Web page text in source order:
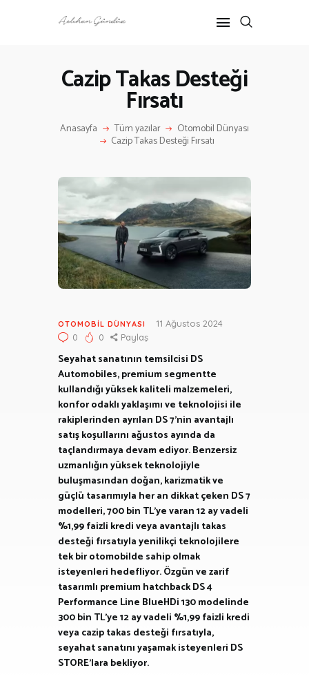
Cazip Takas Desteği
Fırsatı
Anasayfa Tüm yazılar Otomobil Dünyası
Cazip Takas Desteği Fırsatı
ANASAYFA
ANNE-ÇOCUK
HAKKIMDA
İLETIŞIM
OTOMOBIL DÜNYASI
11 Ağustos 2024
0
0 Paylaş
Seyahat sanatının temsilcisi DS
Automobiles, premium segmentte
kullandığı yüksek kaliteli malzemeleri,
konfor odaklı yaklaşımı ve teknolojisi ile
rakiplerinden ayrılan DS 7’nin avantajlı
satış koşullarını ağustos ayında da
taçlandırmaya devam ediyor. Benzersiz
uzmanlığın yüksek teknolojiyle
buluşmasından doğan, karizmatik ve
güçlü tasarımıyla her an dikkat çeken DS 7
modelleri, 700 bin TL’ye varan 12 ay vadeli
%1,99 faizli kredi veya avantajlı takas
desteği fırsatıyla yenilikçi teknolojilere
tek bir otomobilde sahip olmak
isteyenleri hedefliyor. Özgün ve zarif
tasarımlı premium hatchback DS 4
Performance Line BlueHDi 130 modelinde
300 bin TL’ye 12 ay vadeli %1,99 faizli kredi
veya cazip takas desteği fırsatıyla,
seyahat sanatını yaşamak isteyenleri DS
STORE’lara bekliyor.